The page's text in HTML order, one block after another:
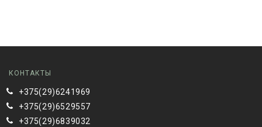
КОНТАКТЫ
+375(29)6241969
+375(29)6529557
+375(29)6839032